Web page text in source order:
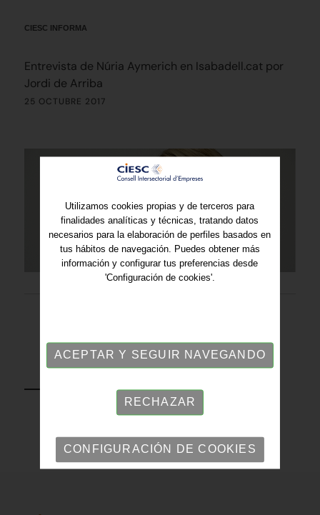
CIESC INFORMA
Entrevista de Núria Aymerich en Isabadell.cat por
Jordi de Arriba
25 OCTUBRE 2017
Utilizamos cookies propias y de terceros para
finalidades analíticas y técnicas, tratando datos
necesarios para la elaboración de perfiles basados en
tus hábitos de navegación. Puedes obtener más
información y configurar tus preferencias desde
'Configuración de cookies'.
ACEPTAR Y SEGUIR NAVEGANDO
RECHAZAR
CONFIGURACIÓN DE COOKIES